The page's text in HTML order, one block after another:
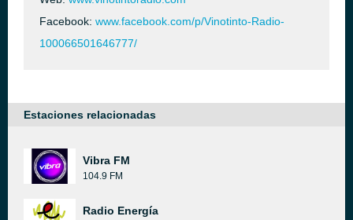
Facebook: www.facebook.com/p/Vinotinto-Radio-
100066501646777/
Estaciones relacionadas
Vibra FM
104.9 FM
Radio Energía